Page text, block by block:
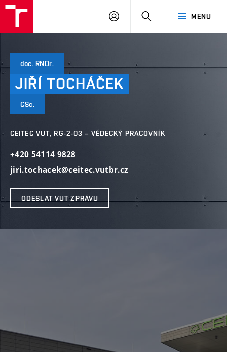
MENU
PŘIHLÁSIT
doc. RNDr.
JIŘÍ TOCHÁČEK
CSc.
CEITEC VUT, RG-2-03 – VĚDECKÝ PRACOVNÍK
+420 54114 9828
jiri.tochacek@ceitec.vutbr.cz
ODESLAT VUT ZPRÁVU